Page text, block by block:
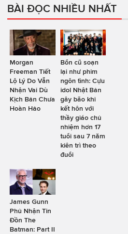
BÀI ĐỌC NHIỀU NHẤT
Morgan
Freeman Tiết
Lộ Lý Do Vẫn
Nhận Vai Dù
Kịch Bản Chưa
Hoàn Hảo
Bổn cũ soạn
lại như phim
ngôn tình: Cựu
idol Nhật Bản
gây bão khi
kết hôn với
thầy giáo chủ
nhiệm hơn 17
tuổi sau 7 năm
kiên trì theo
đuổi
James Gunn
Phủ Nhận Tin
Đồn The
Batman: Part II